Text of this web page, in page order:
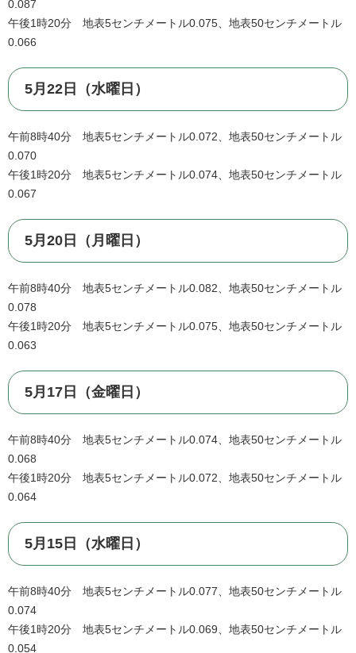
0.087
午後1時20分 地表5センチメートル0.075、地表50センチメートル
0.066
5月22日（水曜日）
午前8時40分 地表5センチメートル0.072、地表50センチメートル
0.070
午後1時20分 地表5センチメートル0.074、地表50センチメートル
0.067
5月20日（月曜日）
午前8時40分 地表5センチメートル0.082、地表50センチメートル
0.078
午後1時20分 地表5センチメートル0.075、地表50センチメートル
0.063
5月17日（金曜日）
午前8時40分 地表5センチメートル0.074、地表50センチメートル
0.068
午後1時20分 地表5センチメートル0.072、地表50センチメートル
0.064
5月15日（水曜日）
午前8時40分 地表5センチメートル0.077、地表50センチメートル
0.074
午後1時20分 地表5センチメートル0.069、地表50センチメートル
0.054